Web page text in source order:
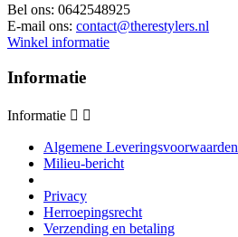
Bel ons: 0642548925
E-mail ons: contact@therestylers.nl
Winkel informatie
Informatie
Informatie  
Algemene Leveringsvoorwaarden
Milieu-bericht
Privacy
Herroepingsrecht
Verzending en betaling